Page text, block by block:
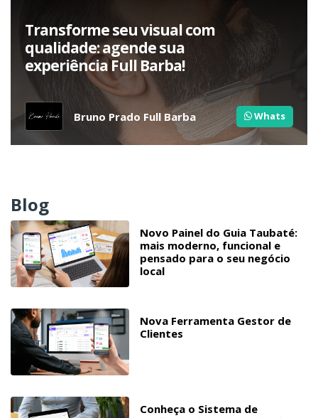
Transforme seu visual com
qualidade: agende sua
experiência Full Barba!
Bruno Prado Full Barba Whats
Blog
Novo Painel do Guia Taubaté:
mais moderno, funcional e
pensado para o seu negócio
local
Nova Ferramenta Gestor de
Clientes
Conheça o Sistema de